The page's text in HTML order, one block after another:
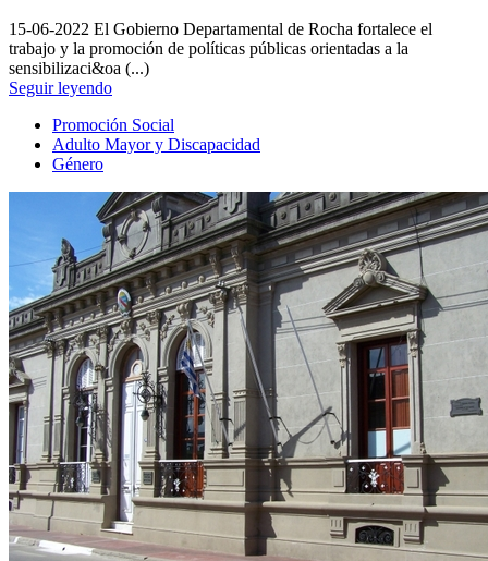
15-06-2022 El Gobierno Departamental de Rocha fortalece el
trabajo y la promoción de políticas públicas orientadas a la
sensibilizaci&oa (...)
Seguir leyendo
Promoción Social
Adulto Mayor y Discapacidad
Género